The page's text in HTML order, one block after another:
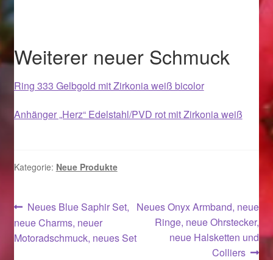
Valentinstag 2016
Valentinstag Geschenke
Weihnachtsangebote 2015
Weihnachtsangebote 2017
Weiterer neuer Schmuck
Ring 333 Gelbgold mit Zirkonia weiß bicolor
Anhänger „Herz“ Edelstahl/PVD rot mit Zirkonia weiß
Kategorie: Neue Produkte
Beitragsnavigation
Vorheriger
Beitrag:
Neues Blue Saphir Set,
neue Charms, neuer
Motoradschmuck, neues Set
Nächster
Beitrag:
Neues Onyx Armband, neue
Ringe, neue Ohrstecker,
neue Halsketten und
Colliers